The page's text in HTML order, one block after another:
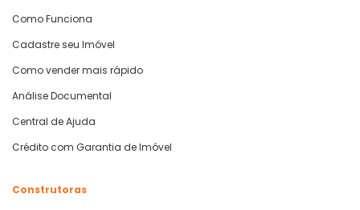
Como Funciona
Cadastre seu Imóvel
Como vender mais rápido
Análise Documental
Central de Ajuda
Crédito com Garantia de Imóvel
Construtoras